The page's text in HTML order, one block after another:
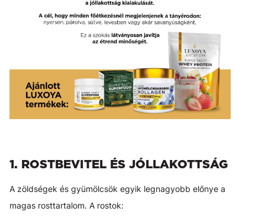
1. ROSTBEVITEL ÉS JÓLLAKOTTSÁG
A zöldségek és gyümölcsök egyik legnagyobb előnye a
magas rosttartalom. A rostok: